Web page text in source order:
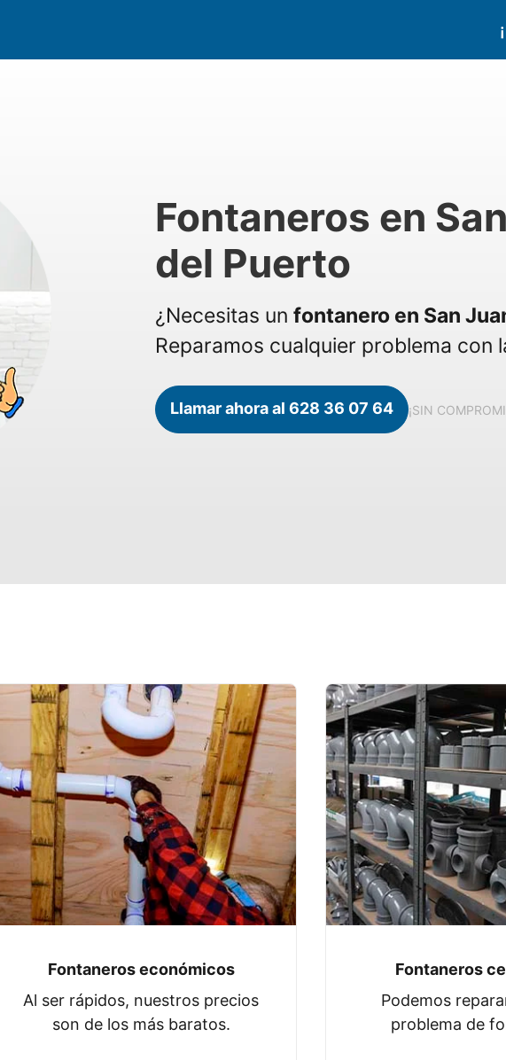
Fontaneros en
del Puerto
¿Necesitas un fontanero en San
Reparamos cualquier problema con
Llamar ahora al 628 36 07 64 ¡SIN
Fontaneros económicos
Al ser rápidos, nuestros precios
son de los más baratos.
Fontaneros
Podemos
problema de